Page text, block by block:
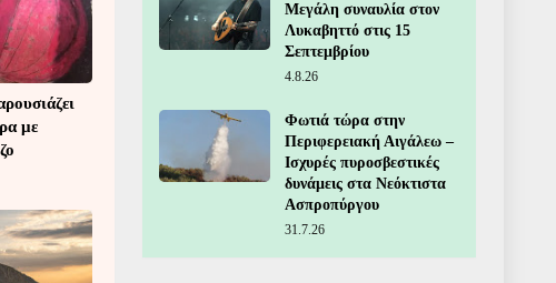
με
Μεγάλη συναυλία στον
Λυκαβηττό στις 15
Σεπτεμβρίου
4.8.26
Φωτιά τώρα στην
Περιφερειακή Αιγάλεω –
Ισχυρές πυροσβεστικές
δυνάμεις στα Νεόκτιστα
Ασπροπύργου
31.7.26